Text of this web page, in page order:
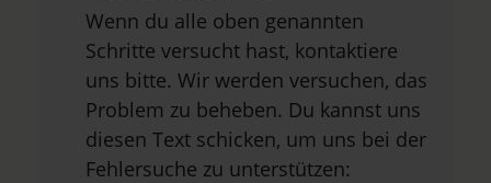
Wenn du alle oben genannten
Schritte versucht hast, kontaktiere
uns bitte. Wir werden versuchen, das
Problem zu beheben. Du kannst uns
diesen Text schicken, um uns bei der
Fehlersuche zu unterstützen: